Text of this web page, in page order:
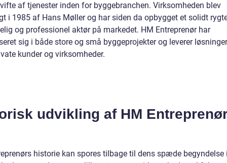
af tjenester inden for byggebranchen. Virksomheden blev
i 1985 af Hans Møller og har siden da opbygget et solidt
og professionel aktør på markedet. HM Entreprenør har
sig i både store og små byggeprojekter og leverer
kunder og virksomheder.
udvikling af HM
historie kan spores tilbage til dens spæde begyndelse